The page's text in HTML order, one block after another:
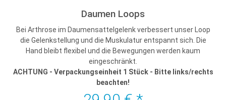
Daumen Loops
Bei Arthrose im Daumensattelgelenk verbessert unser Loop
die Gelenkstellung und die Muskulatur entspannt sich. Die
Hand bleibt flexibel und die Bewegungen werden kaum
eingeschränkt.
ACHTUNG - Verpackungseinheit 1 Stück - Bitte links/rechts
beachten!